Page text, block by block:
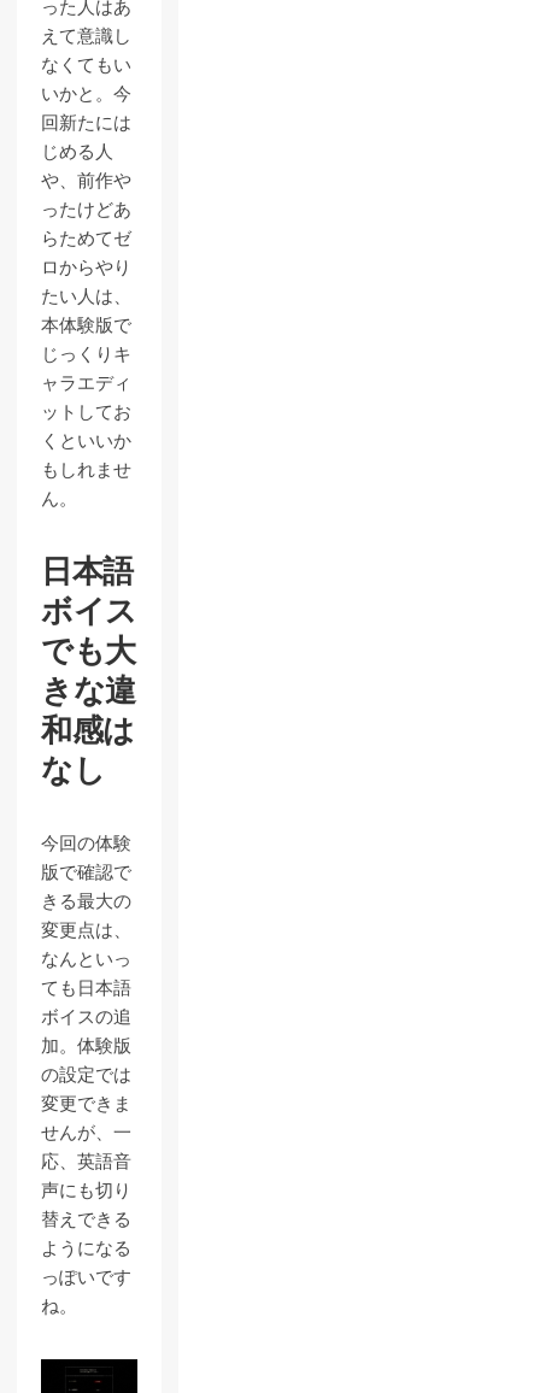
った人はあ
えて意識し
なくてもい
いかと。今
回新たには
じめる人
や、前作や
ったけどあ
らためてゼ
ロからやり
たい人は、
本体験版で
じっくりキ
ャラエディ
ットしてお
くといいか
もしれませ
ん。
日本語
ボイス
でも大
きな違
和感は
なし
今回の体験
版で確認で
きる最大の
変更点は、
なんといっ
ても日本語
ボイスの追
加。体験版
の設定では
変更できま
せんが、一
応、英語音
声にも切り
替えできる
ようになる
っぽいです
ね。